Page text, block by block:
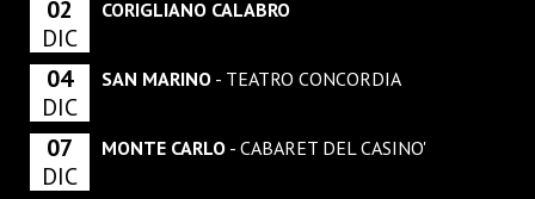
02
DIC
CORIGLIANO CALABRO
04
DIC
SAN MARINO - TEATRO CONCORDIA
07
DIC
MONTE CARLO - CABARET DEL CASINO'